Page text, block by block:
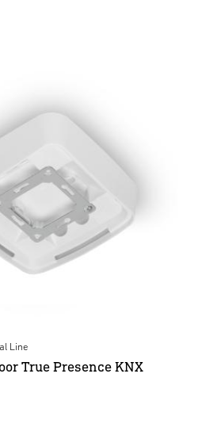
Line
True Presence KNX